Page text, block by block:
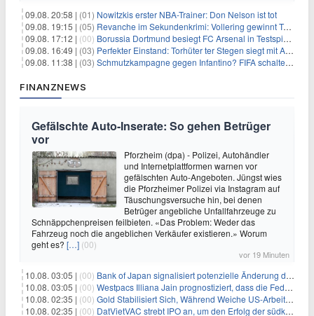
09.08. 20:58 | (01) Nowitzkis erster NBA-Trainer: Don Nelson ist tot
09.08. 19:15 | (05) Revanche im Sekundenkrimi: Vollering gewinnt Tour
09.08. 17:12 | (00) Borussia Dortmund besiegt FC Arsenal in Testspiel mit 3:2
09.08. 16:49 | (03) Perfekter Einstand: Torhüter ter Stegen siegt mit Ajax
09.08. 11:38 | (03) Schmutzkampagne gegen Infantino? FIFA schaltet auf Angriff
FINANZNEWS
Gefälschte Auto-Inserate: So gehen Betrüger
vor
Pforzheim (dpa) - Polizei, Autohändler
und Internetplattformen warnen vor
gefälschten Auto-Angeboten. Jüngst wies
die Pforzheimer Polizei via Instagram auf
Täuschungsversuche hin, bei denen
Betrüger angebliche Unfallfahrzeuge zu
Schnäppchenpreisen feilbieten. «Das Problem: Weder das
Fahrzeug noch die angeblichen Verkäufer existieren.» Worum
geht es? […] (00)
vor 19 Minuten
10.08. 03:05 | (00) Bank of Japan signalisiert potenzielle Änderung der Zinspolitik angesichts von Inflationsbedenken
10.08. 03:05 | (00) Westpacs Illiana Jain prognostiziert, dass die Fed die Zinssätze nach dem Arbeitsmarktbericht stabil halten wird
10.08. 02:35 | (00) Gold Stabilisiert Sich, Während Weiche US-Arbeitsmarktdaten Zinsängste Lindern
10.08. 02:35 | (00) DatVietVAC strebt IPO an, um den Erfolg der südkoreanischen Unterhaltungsindustrie nachzuahmen